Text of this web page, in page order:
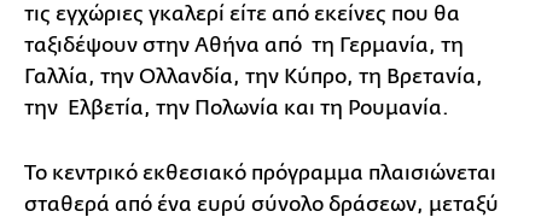
τις εγχώριες γκαλερί είτε από εκείνες που θα
ταξιδέψουν στην Αθήνα από τη Γερμανία, τη
Γαλλία, την Ολλανδία, την Κύπρο, τη Βρετανία,
την Ελβετία, την Πολωνία και τη Ρουμανία.
Το κεντρικό εκθεσιακό πρόγραμμα πλαισιώνεται
σταθερά από ένα ευρύ σύνολο δράσεων, μεταξύ